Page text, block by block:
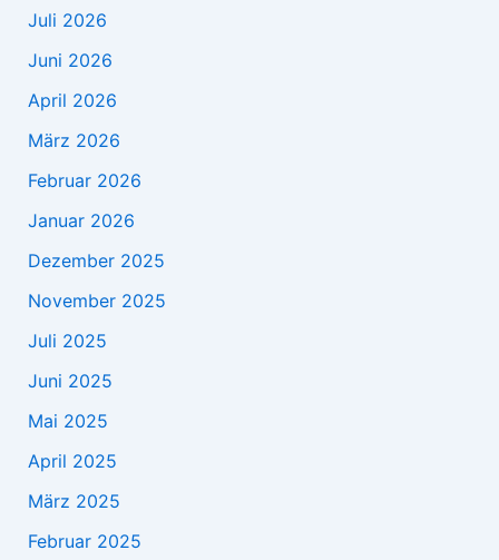
Juli 2026
Juni 2026
April 2026
März 2026
Februar 2026
Januar 2026
Dezember 2025
November 2025
Juli 2025
Juni 2025
Mai 2025
April 2025
März 2025
Februar 2025